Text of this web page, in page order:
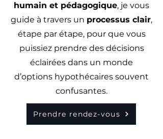
humain et pédagogique, je vous
guide à travers un processus clair,
étape par étape, pour que vous
puissiez prendre des décisions
éclairées dans un monde
d’options hypothécaires souvent
confusantes.
Prendre rendez-vous